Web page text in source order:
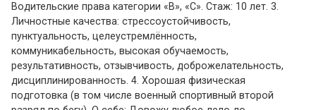
Водительские права категории «В», «С». Стаж: 10 лет. 3.
Личностные качества: стрессоустойчивость,
пунктуальность, целеустремлённость,
коммуникабельность, высокая обучаемость,
результативность, отзывчивость, доброжелательность,
дисциплинированность. 4. Хорошая физическая
подготовка (в том числе военный спортивный второй